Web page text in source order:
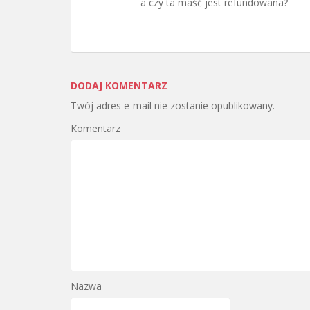
DODAJ KOMENTARZ
Twój adres e-mail nie zostanie opublikowany.
Komentarz
Nazwa